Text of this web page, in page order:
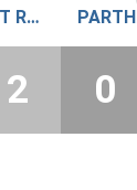
SAINT JUST SAINT RAMBERT
2 0